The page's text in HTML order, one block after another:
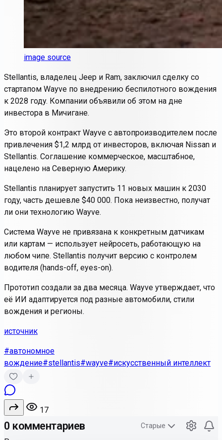
image source
Stellantis, владелец Jeep и Ram, заключил сделку со
стартапом Wayve по внедрению беспилотного вождения
к 2028 году. Компании объявили об этом на дне
инвестора в Мичигане.
Это второй контракт Wayve с автопроизводителем после
привлечения $1,2 млрд от инвесторов, включая Nissan и
Stellantis. Соглашение коммерческое, масштабное,
нацелено на Северную Америку.
Stellantis планирует запустить 11 новых машин к 2030
году, часть дешевле $40 000. Пока неизвестно, получат
ли они технологию Wayve.
Система Wayve не привязана к конкретным датчикам
или картам — использует нейросеть, работающую на
любом чипе. Stellantis получит версию с контролем
водителя (hands-off, eyes-on).
Прототип создали за два месяца. Wayve утверждает, что
её ИИ адаптируется под разные автомобили, стили
вождения и регионы.
источник
#автономное
вождение#stellantis#wayve#искусственный интеллект
17
0 комментариев Старые